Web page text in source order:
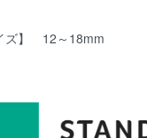
ズ】 12～18mm